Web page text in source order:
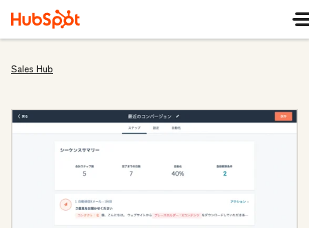
Sales Hub